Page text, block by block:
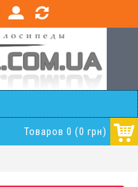
Товаров 0 (0 грн)